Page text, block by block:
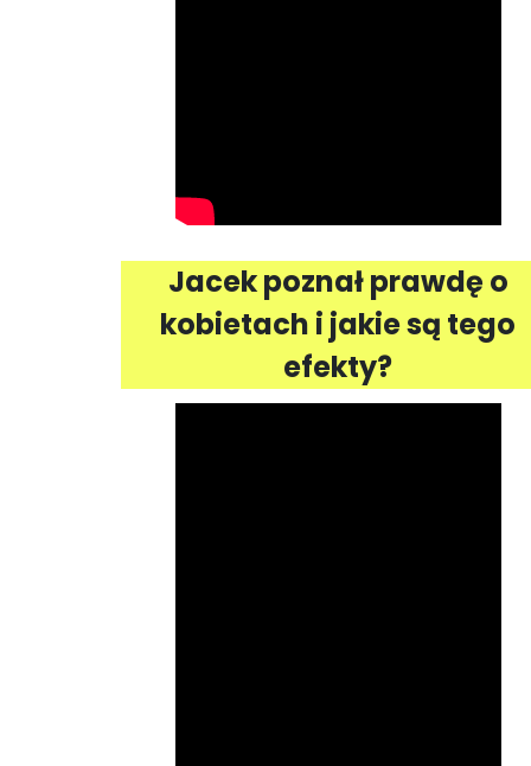
Jacek poznał prawdę o
kobietach i jakie są tego
efekty?